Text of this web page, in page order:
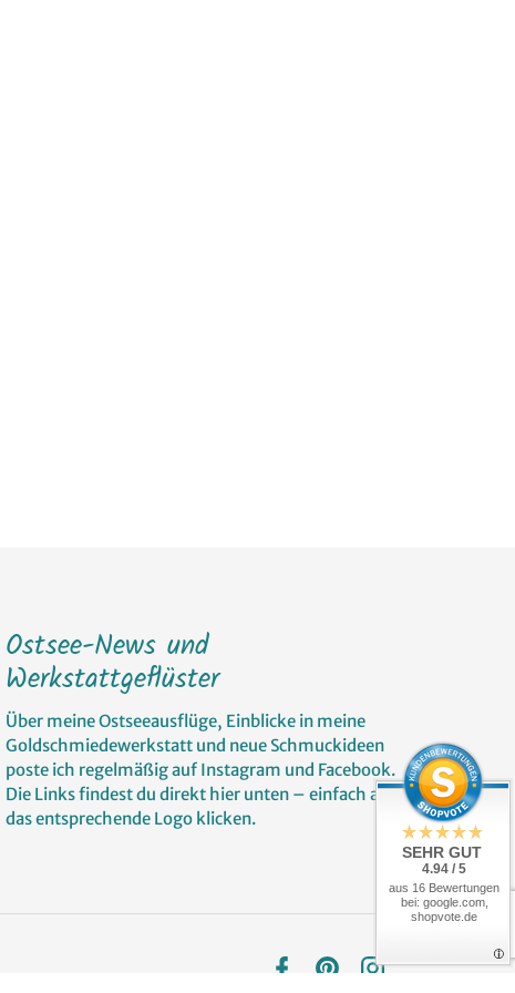
Ostsee-News und
Werkstattgeflüster
Über meine Ostseeausflüge, Einblicke in meine
Goldschmiedewerkstatt und neue Schmuckideen
poste ich regelmäßig auf Instagram und Facebook.
Die Links findest du direkt hier unten – einfach auf
das entsprechende Logo klicken.
FacebookPinterestInstagram
SEHR GUT
4.94 / 5
aus 16 Bewertungen
bei: google.com,
shopvote.de